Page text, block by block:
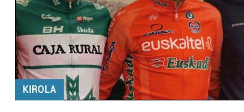
KIROLA